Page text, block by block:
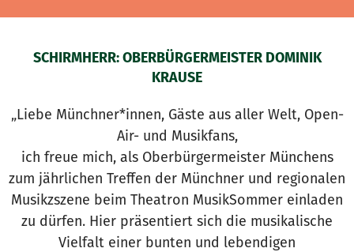
SCHIRMHERR: OBERBÜRGERMEISTER DOMINIK
KRAUSE
„Liebe Münchner*innen, Gäste aus aller Welt, Open-
Air- und Musikfans,
ich freue mich, als Oberbürgermeister Münchens
zum jährlichen Treffen der Münchner und regionalen
Musikzszene beim Theatron MusikSommer einladen
zu dürfen. Hier präsentiert sich die musikalische
Vielfalt einer bunten und lebendigen